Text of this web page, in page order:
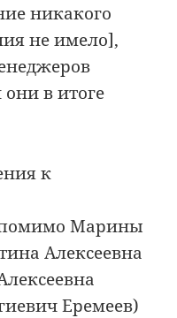
никакого
не имело],
в итоге
к
Марины
Алексеевна
Еремеев)